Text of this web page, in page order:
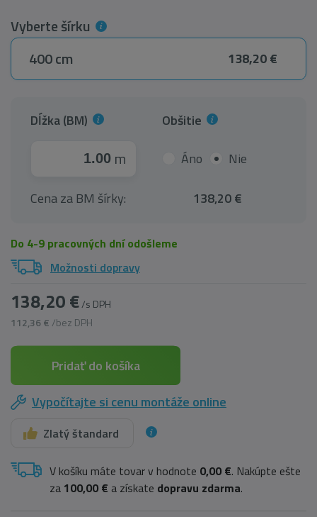
Vyberte šírku
400 cm
138,20 €
Dĺžka (BM)
m
Obšitie
Áno Nie
Cena za BM šírky: 138,20 €
Do 4-9 pracovných dní odošleme
Možnosti dopravy
138,20 €/s DPH
112,36 € /bez DPH
Pridať do košíka
Vypočítajte si cenu montáže online
Zlatý štandard
V košíku máte tovar v hodnote 0,00 €. Nakúpte ešte
za 100,00 € a získate dopravu zdarma.